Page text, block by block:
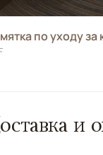
по уходу за
и